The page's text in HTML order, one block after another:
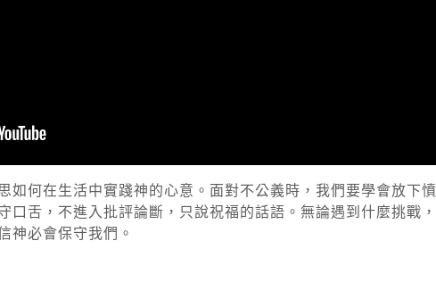
如何在生活中實踐神的心意。面對不公義時，我們要學會放下
口舌，不進入批評論斷，只說祝福的話語。無論遇到什麼挑戰
神必會保守我們。